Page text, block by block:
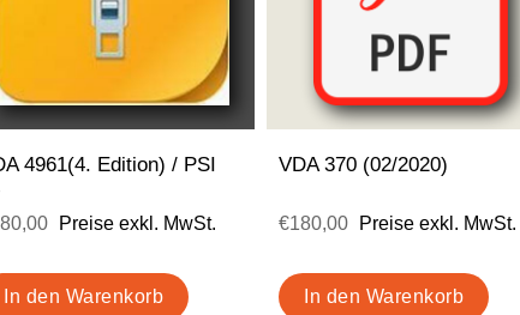
4961(4. Edition) / PSI
Preise exkl. MwSt.
VDA 370 (02/2020)
€180,00 Preise exkl. MwSt.